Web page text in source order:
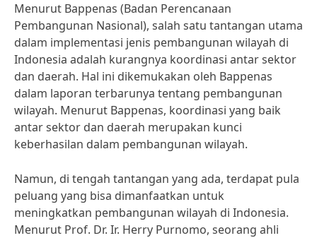
Menurut Bappenas (Badan Perencanaan
Pembangunan Nasional), salah satu tantangan utama
dalam implementasi jenis pembangunan wilayah di
Indonesia adalah kurangnya koordinasi antar sektor
dan daerah. Hal ini dikemukakan oleh Bappenas
dalam laporan terbarunya tentang pembangunan
wilayah. Menurut Bappenas, koordinasi yang baik
antar sektor dan daerah merupakan kunci
keberhasilan dalam pembangunan wilayah.
Namun, di tengah tantangan yang ada, terdapat pula
peluang yang bisa dimanfaatkan untuk
meningkatkan pembangunan wilayah di Indonesia.
Menurut Prof. Dr. Ir. Herry Purnomo, seorang ahli